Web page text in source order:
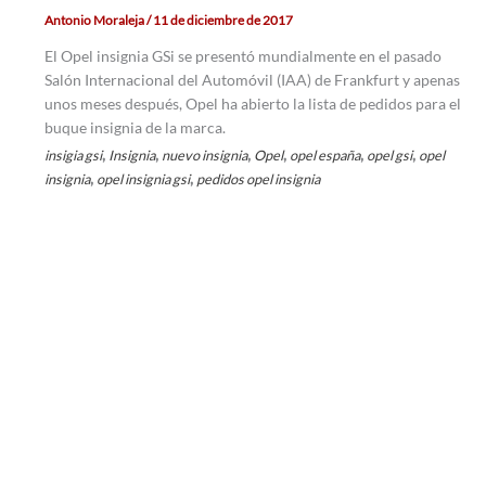
Antonio Moraleja/11 de diciembre de 2017
El Opel insignia GSi se presentó mundialmente en el pasado
Salón Internacional del Automóvil (IAA) de Frankfurt y apenas
unos meses después, Opel ha abierto la lista de pedidos para el
buque insignia de la marca.
insigia gsi, Insignia, nuevo insignia, Opel, opel españa, opel gsi, opel
insignia, opel insignia gsi, pedidos opel insignia